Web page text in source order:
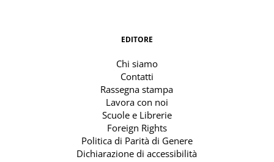
EDITORE
Chi siamo
Contatti
Rassegna stampa
Lavora con noi
Scuole e Librerie
Foreign Rights
Politica di Parità di Genere
Dichiarazione di accessibilità